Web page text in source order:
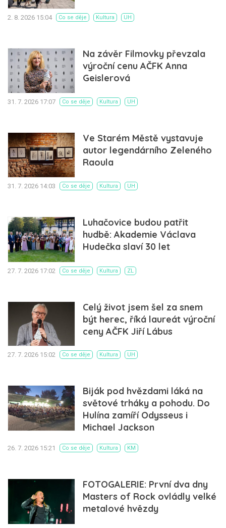
2. 8. 2026 15:04 Co se děje Kultura UH
Na závěr Filmovky převzala
výroční cenu AČFK Anna
Geislerová
31. 7. 2026 17:07 Co se děje Kultura UH
Ve Starém Městě vystavuje
autor legendárního Zeleného
Raoula
31. 7. 2026 14:03 Co se děje Kultura UH
Luhačovice budou patřit
hudbě: Akademie Václava
Hudečka slaví 30 let
27. 7. 2026 17:02 Co se děje Kultura ZL
Celý život jsem šel za snem
být herec, říká laureát výroční
ceny AČFK Jiří Lábus
27. 7. 2026 15:02 Co se děje Kultura UH
Biják pod hvězdami láká na
světové trháky a pohodu. Do
Hulína zamíří Odysseus i
Michael Jackson
26. 7. 2026 15:21 Co se děje Kultura KM
FOTOGALERIE: První dva dny
Masters of Rock ovládly velké
metalové hvězdy